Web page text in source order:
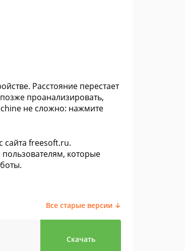
Расстояние перестает
проанализировать,
не сложно: нажмите
сайта freesoft.ru.
которые
Все старые версии ↓
Скачать